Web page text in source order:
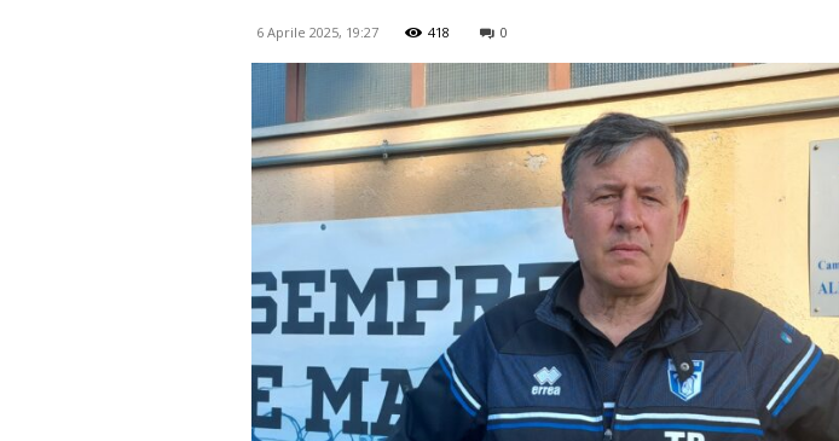
6 Aprile 2025, 19:27 418 0